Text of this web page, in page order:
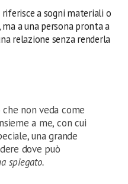
riferisce a sogni materiali o
a una persona pronta a
relazione senza renderla
non veda come
a me, con cui
una grande
dove può
spiegato.